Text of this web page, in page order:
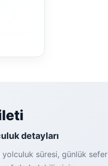
detayları
süresi, günlük sefer